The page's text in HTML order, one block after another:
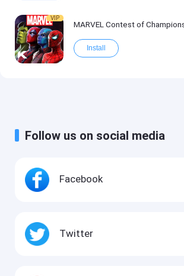
VIP
MARVEL Contest of
Install
Follow us on social media
Facebook
Twitter